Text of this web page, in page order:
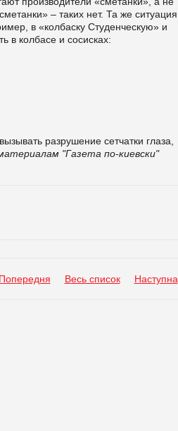
– таких нет. Та же ситуация
в «колбаску Студенческую» и
в колбасе и сосисках:
разрушение сетчатки глаза,
"Газета по-киевски"
Попередня Весь список Наступна